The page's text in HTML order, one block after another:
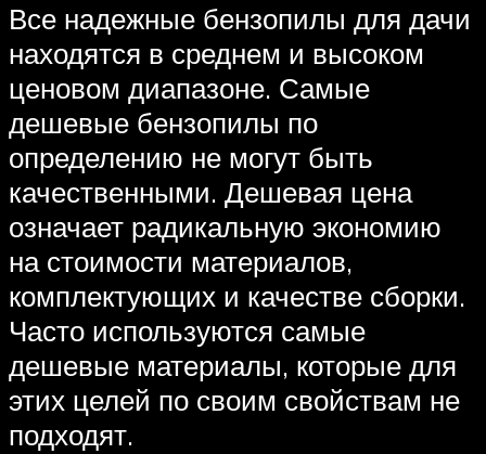
Все надежные бензопилы для дачи
находятся в среднем и высоком
ценовом диапазоне. Самые
дешевые бензопилы по
определению не могут быть
качественными. Дешевая цена
означает радикальную экономию
на стоимости материалов,
комплектующих и качестве сборки.
Часто используются самые
дешевые материалы, которые для
этих целей по своим свойствам не
подходят.